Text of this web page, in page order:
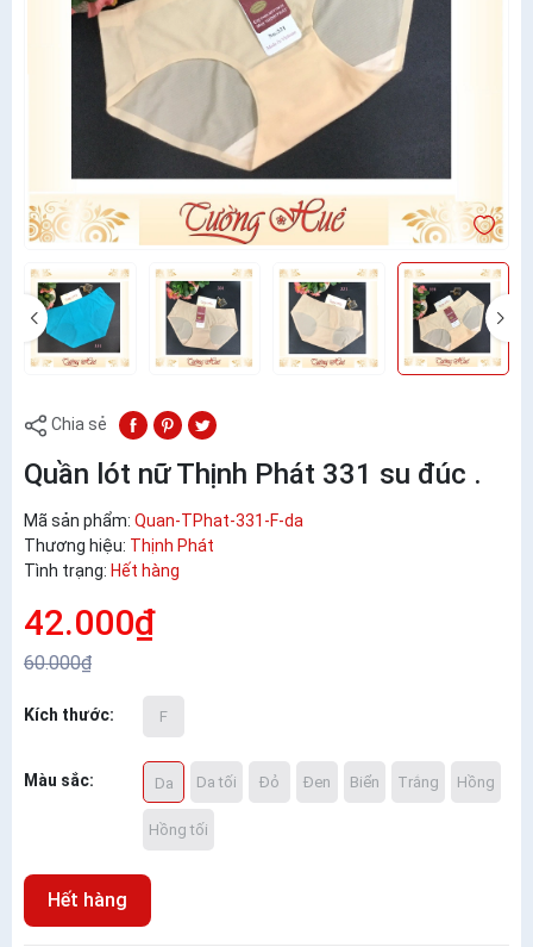
Chia sẻ
Quần lót nữ Thịnh Phát 331 su đúc .
Mã sản phẩm: Quan-TPhat-331-F-da
Thương hiệu: Thịnh Phát
Tình trạng: Hết hàng
42.000₫
60.000₫
Kích thước: F
Màu sắc: Da Da tối Đỏ Đen Biển Trắng Hồng
Hồng tối
Hết hàng